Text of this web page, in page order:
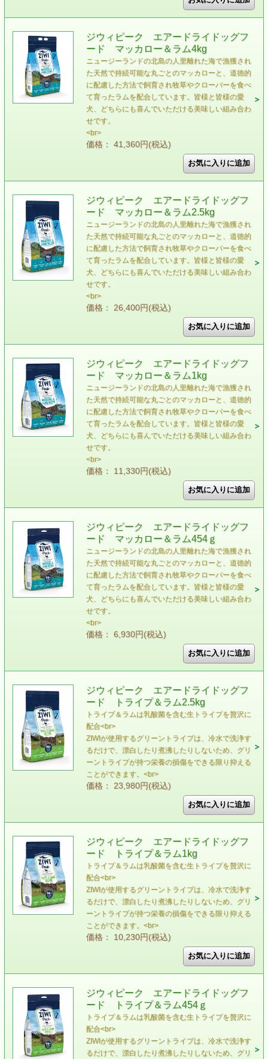
ジウィピーク エアードライドッグフ
ード マッカロー＆ラム4kg
ニュージーランドの北島の人里離れた海で漁獲され
た天然で持続可能な丸ごとのマッカローと、道徳的
に配慮した方法で飼育され牧草やクローバーを食べ
て育ったラムを配合しています。皆様と皆様の愛
犬、どちらにも喜んでいただける美味しい組み合わ
せです。
<br>
価格： 41,360円(税込)
ジウィピーク エアードライドッグフ
ード マッカロー＆ラム2.5kg
ニュージーランドの北島の人里離れた海で漁獲され
た天然で持続可能な丸ごとのマッカローと、道徳的
に配慮した方法で飼育され牧草やクローバーを食べ
て育ったラムを配合しています。皆様と皆様の愛
犬、どちらにも喜んでいただける美味しい組み合わ
せです。
<br>
価格： 26,400円(税込)
ジウィピーク エアードライドッグフ
ード マッカロー＆ラム1kg
ニュージーランドの北島の人里離れた海で漁獲され
た天然で持続可能な丸ごとのマッカローと、道徳的
に配慮した方法で飼育され牧草やクローバーを食べ
て育ったラムを配合しています。皆様と皆様の愛
犬、どちらにも喜んでいただける美味しい組み合わ
せです。
<br>
価格： 11,330円(税込)
ジウィピーク エアードライドッグフ
ード マッカロー＆ラム454ｇ
ニュージーランドの北島の人里離れた海で漁獲され
た天然で持続可能な丸ごとのマッカローと、道徳的
に配慮した方法で飼育され牧草やクローバーを食べ
て育ったラムを配合しています。皆様と皆様の愛
犬、どちらにも喜んでいただける美味しい組み合わ
せです。
<br>
価格： 6,930円(税込)
ジウィピーク エアードライドッグフ
ード トライプ＆ラム2.5kg
トライプ＆ラムは乳酸菌を含む生トライプを贅沢に
配合<br>
ZIWIが使用するグリーントライプは、冷水で洗浄す
るだけで、漂白したり煮沸したりしないため、グリ
ーントライプが持つ栄養の損傷をできる限り抑える
ことができます。<br>
価格： 23,980円(税込)
ジウィピーク エアードライドッグフ
ード トライプ＆ラム1kg
トライプ＆ラムは乳酸菌を含む生トライプを贅沢に
配合<br>
ZIWIが使用するグリーントライプは、冷水で洗浄す
るだけで、漂白したり煮沸したりしないため、グリ
ーントライプが持つ栄養の損傷をできる限り抑える
ことができます。<br>
価格： 10,230円(税込)
ジウィピーク エアードライドッグフ
ード トライプ＆ラム454ｇ
トライプ＆ラムは乳酸菌を含む生トライプを贅沢に
配合<br>
ZIWIが使用するグリーントライプは、冷水で洗浄す
るだけで、漂白したり煮沸したりしないため、グリ